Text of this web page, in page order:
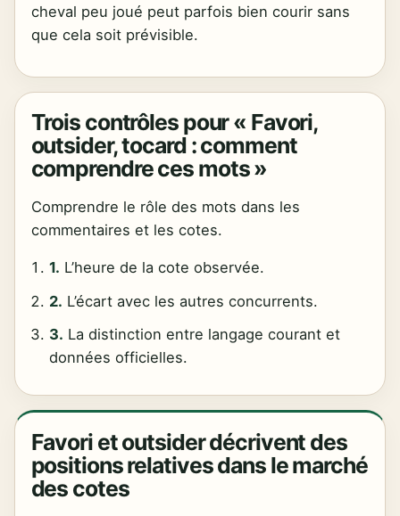
cheval peu joué peut parfois bien courir sans
que cela soit prévisible.
Trois contrôles pour « Favori,
outsider, tocard : comment
comprendre ces mots »
Comprendre le rôle des mots dans les
commentaires et les cotes.
1. L’heure de la cote observée.
2. L’écart avec les autres concurrents.
3. La distinction entre langage courant et
données officielles.
Favori et outsider décrivent des
positions relatives dans le marché
des cotes